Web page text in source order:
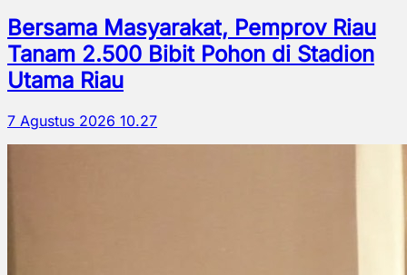
Bersama Masyarakat, Pemprov Riau
Tanam 2.500 Bibit Pohon di Stadion
Utama Riau
7 Agustus 2026 10.27